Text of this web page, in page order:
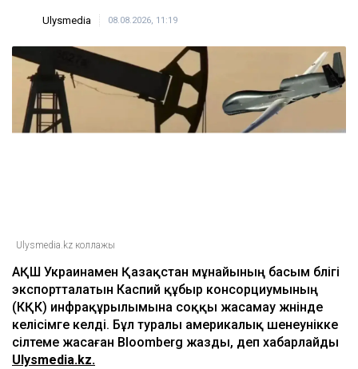
Ulysmedia 08.08.2026, 11:19
Ulysmedia.kz коллажы
АҚШ Украинамен Қазақстан мұнайының басым бөлігі
экспортталатын Каспий құбыр консорциумының
(КҚК) инфрақұрылымына соққы жасамау жөнінде
келісімге келді. Бұл туралы америкалық шенеунікке
сілтеме жасаған Bloomberg жазды, деп хабарлайды
Ulysmedia.kz.